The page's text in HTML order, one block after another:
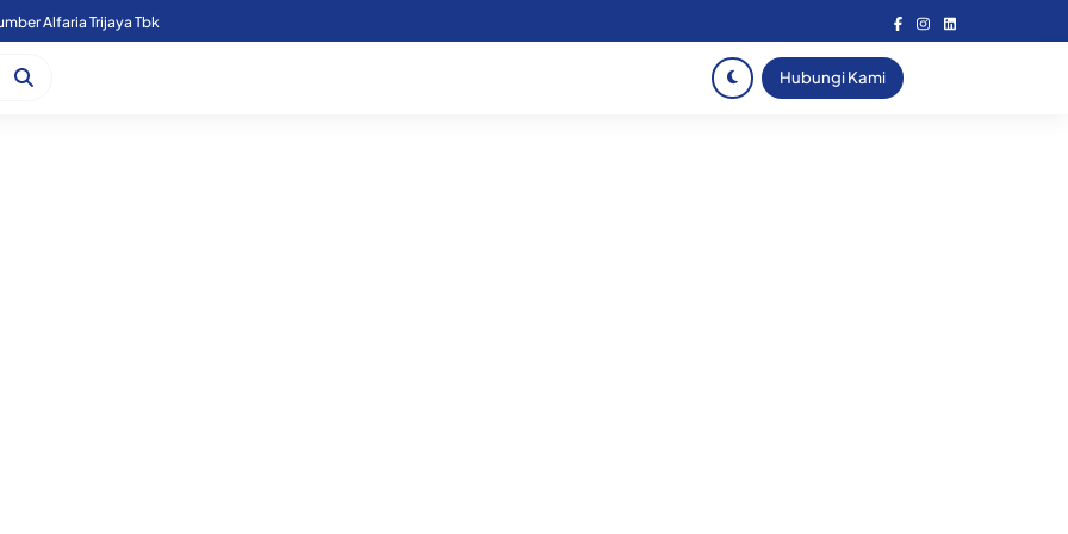
Alfaria Trijaya Tbk
Hubungi Kami